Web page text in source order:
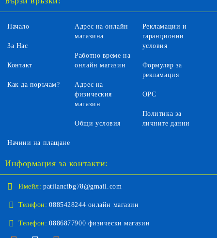
Начало
За Нас
Контакт
Как да поръчам?
Адрес на онлайн
магазина
Работно време на
онлайн магазин
Адрес на
физическия
магазин
Общи условия
Рекламации и
гаранционни
условия
Формуляр за
рекламация
ОРС
Политика за
личните данни
Начини на плащане
Информация за контакти:
Имейл: patilancibg78@gmail.com
Телефон: 0885428244 онлайн магазин
Телефон: 0886877900 физически магазин